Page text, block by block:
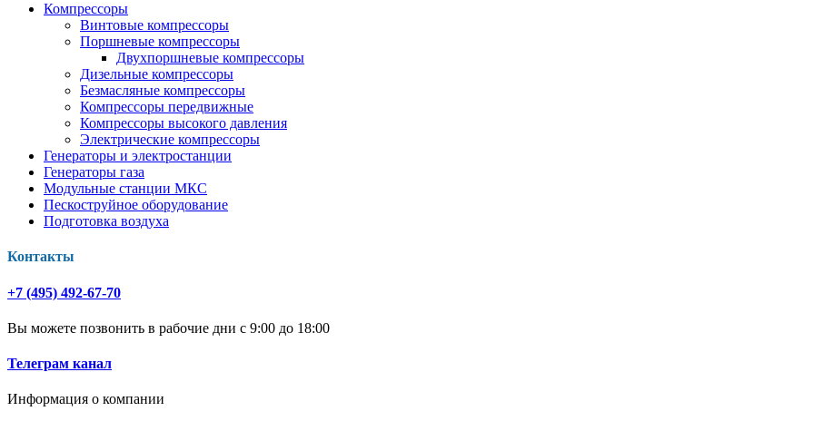
Компрессоры
Винтовые компрессоры
Поршневые компрессоры
Двухпоршневые компрессоры
Дизельные компрессоры
Безмасляные компрессоры
Компрессоры передвижные
Компрессоры высокого давления
Электрические компрессоры
Генераторы и электростанции
Генераторы газа
Модульные станции МКС
Пескоструйное оборудование
Подготовка воздуха
Контакты
+7 (495) 492-67-70
Вы можете позвонить в рабочие дни с 9:00 до 18:00
Телеграм канал
Информация о компании